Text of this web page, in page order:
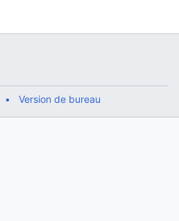
Version de bureau